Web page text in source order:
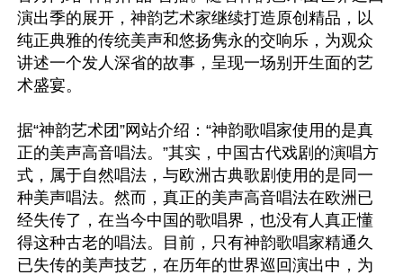
演出季的展开，神韵艺术家继续打造原创精品，以
纯正典雅的传统美声和悠扬隽永的交响乐，为观众
讲述一个发人深省的故事，呈现一场别开生面的艺
术盛宴。
据“神韵艺术团”网站介绍：“神韵歌唱家使用的是真
正的美声高音唱法。”其实，中国古代戏剧的演唱方
式，属于自然唱法，与欧洲古典歌剧使用的是同一
种美声唱法。然而，真正的美声高音唱法在欧洲已
经失传了，在当今中国的歌唱界，也没有人真正懂
得这种古老的唱法。目前，只有神韵歌唱家精通久
已失传的美声技艺，在历年的世界巡回演出中，为